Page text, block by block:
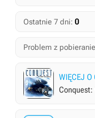
Ostatnie 7 dni: 0
Problem z
WIĘCEJ O
Conquest: